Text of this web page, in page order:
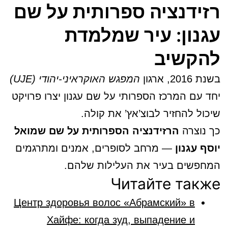
רזידנציה ספרותית על שם
עגנון: עיר שמלמדת
להקשיב
בשנת 2016, ארגון
המפגש האוקראיני-יהודי (UJE)
יחד עם המרכז הספרותי על שם עגנון יצרו פרויקט
שיכול להחזיר לבוצ’אץ’ את קולה.
כך נוצרה הרזידנציה הספרותית על שם שמואל
יוסף עגנון — מרחב לסופרים, אמנים ומתרגמים
המחפשים בעיר את העלילות שלהם.
Читайте также
Центр здоровья волос «Абрaмский» в
Хайфе: когда зуд, выпадение и